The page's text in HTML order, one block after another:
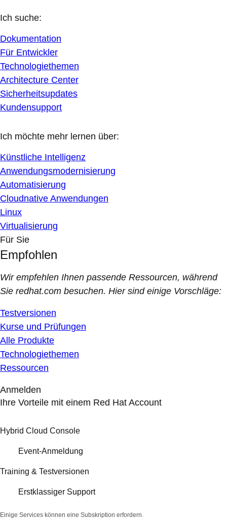
Ich suche:
Dokumentation
Für Entwickler
Technologiethemen
Architecture Center
Sicherheitsupdates
Kundensupport
Ich möchte mehr lernen über:
Künstliche Intelligenz
Anwendungsmodernisierung
Automatisierung
Cloudnative Anwendungen
Linux
Virtualisierung
Für Sie
Empfohlen
Wir empfehlen Ihnen passende Ressourcen, während
Sie redhat.com besuchen. Hier sind einige Vorschläge:
Testversionen
Kurse und Prüfungen
Alle Produkte
Technologiethemen
Ressourcen
Anmelden
Ihre Vorteile mit einem Red Hat Account
Hybrid Cloud Console
Event-Anmeldung
Training & Testversionen
Erstklassiger Support
Einige Services können eine Subskription erfordern.